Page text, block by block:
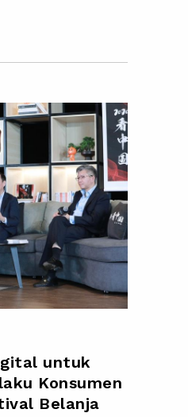
untuk
Konsumen
Belanja